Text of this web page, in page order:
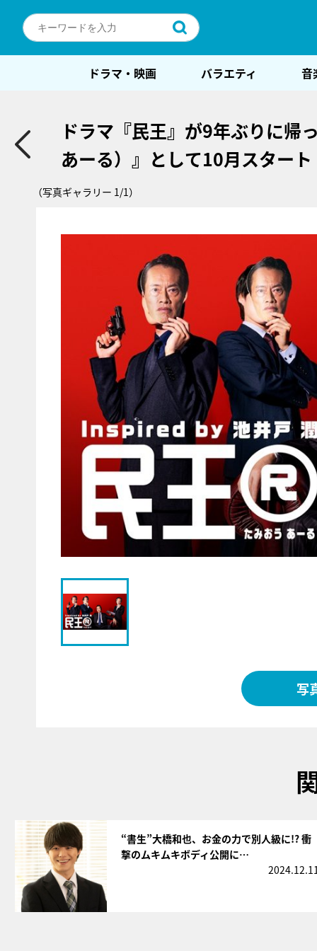
ドラマ・映画 バラエティ 音
ドラマ『民王』が9年ぶりに帰
あーる）』として10月スタート
（写真ギャラリー 1/1）
写
“書生”大橋和也、お金の力で別人級に!? 衝
撃のムキムキボディ公開に…